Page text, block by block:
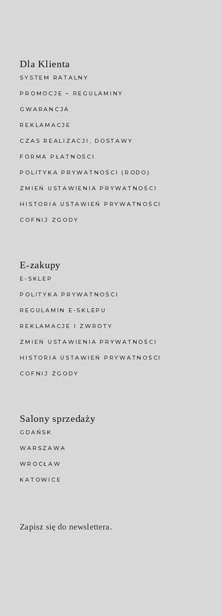
Dla Klienta
SYSTEM RATALNY
PROMOCJE – REGULAMINY
GWARANCJA
REKLAMACJE
CZAS REALIZACJI, DOSTAWY
FORMA PŁATNOŚCI
POLITYKA PRYWATNOŚCI (RODO)
ZMIEŃ USTAWIENIA PRYWATNOŚCI
HISTORIA USTAWIEŃ PRYWATNOŚCI
COFNIJ ZGODY
E-zakupy
E-SKLEP
POLITYKA PRYWATNOŚCI
REGULAMIN E-SKLEPU
REKLAMACJE I ZWROTY
ZMIEŃ USTAWIENIA PRYWATNOŚCI
HISTORIA USTAWIEŃ PRYWATNOŚCI
COFNIJ ZGODY
Salony sprzedaży
GDAŃSK
WARSZAWA
WROCŁAW
KATOWICE
Zapisz się do newslettera.